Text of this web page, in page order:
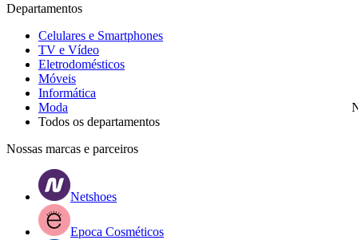
Departamentos
Celulares e Smartphones
TV e Vídeo
Eletrodomésticos
Móveis
Informática
Moda
Todos os departamentos
Nossas marcas e parceiros
Netshoes
Epoca Cosméticos